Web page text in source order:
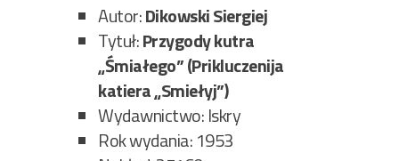
Autor:Dikowski Siergiej
Tytuł:Przygody kutra
„Śmiałego” (Prikluczenija
katiera „Smiełyj”)
Wydawnictwo: Iskry
Rok wydania: 1953